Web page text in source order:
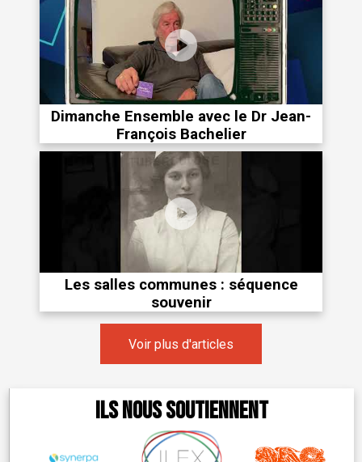
Dimanche Ensemble avec le Dr Jean-
François Bachelier
Les salles communes : séquence
souvenir
Voir plus d'articles
Ils nous soutiennent